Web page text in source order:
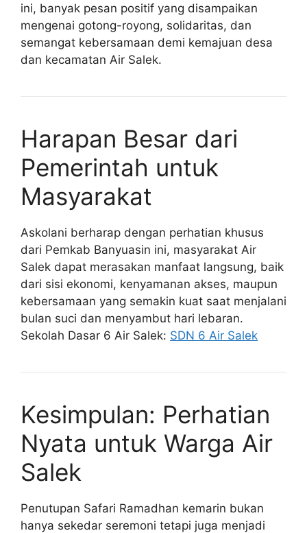
ini, banyak pesan positif yang disampaikan
mengenai gotong-royong, solidaritas, dan
semangat kebersamaan demi kemajuan desa
dan kecamatan Air Salek.
Harapan Besar dari
Pemerintah untuk
Masyarakat
Askolani berharap dengan perhatian khusus
dari Pemkab Banyuasin ini, masyarakat Air
Salek dapat merasakan manfaat langsung, baik
dari sisi ekonomi, kenyamanan akses, maupun
kebersamaan yang semakin kuat saat menjalani
bulan suci dan menyambut hari lebaran.
Sekolah Dasar 6 Air Salek: SDN 6 Air Salek
Kesimpulan: Perhatian
Nyata untuk Warga Air
Salek
Penutupan Safari Ramadhan kemarin bukan
hanya sekedar seremoni tetapi juga menjadi